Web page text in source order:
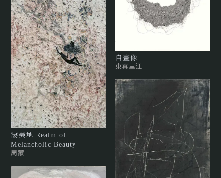
淒美地 Realm of
Melancholic Beauty
周蒙
自畫像
東真里江